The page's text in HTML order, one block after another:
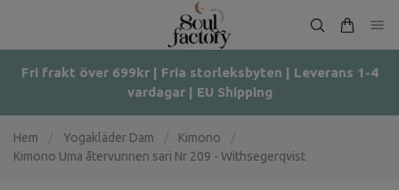
Fri frakt över 699kr | Fria storleksbyten | Leverans 1-4
vardagar | EU Shipping
Hem Yogakläder Dam Kimono
Kimono Uma återvunnen sari Nr 209 - Withsegerqvist